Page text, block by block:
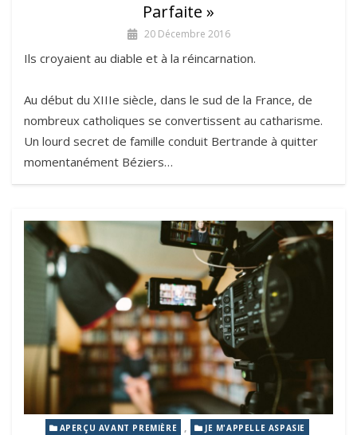
Parfaite »
20 Décembre 2016
Ils croyaient au diable et à la réincarnation.
Au début du XIIIe siècle, dans le sud de la France, de
nombreux catholiques se convertissent au catharisme.
Un lourd secret de famille conduit Bertrande à quitter
momentanément Béziers…
APERÇU AVANT PREMIÈRE , JE M'APPELLE ASPASIE